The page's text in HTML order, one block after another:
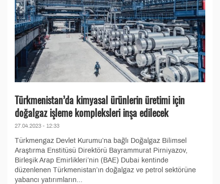
Türkmenistan’da kimyasal ürünlerin üretimi için
doğalgaz işleme kompleksleri inşa edilecek
27.04.2023 - 12:33
Türkmengaz Devlet Kurumu’na bağlı Doğalgaz Bilimsel
Araştırma Enstitüsü Direktörü Bayrammurat Pirniyazov,
Birleşik Arap Emirlikleri’nin (BAE) Dubai kentinde
düzenlenen Türkmenistan’ın doğalgaz ve petrol sektörüne
yabancı yatırımların...